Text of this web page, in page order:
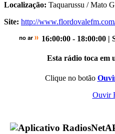
Localização: Taquarussu / Mato
Site: http://
16:00:00 - 18:00:00
Esta rádio toca em
Clique no botão
Ouvir